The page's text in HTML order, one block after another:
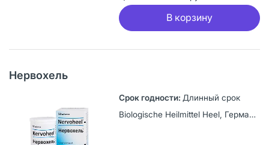
В корзину
Нервохель
Длинный срок
Biologische Heilmittel Heel, Германия